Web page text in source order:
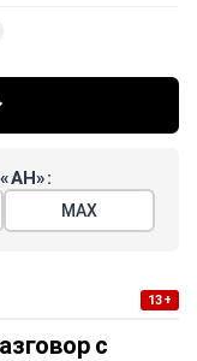
МАХ
13+
с